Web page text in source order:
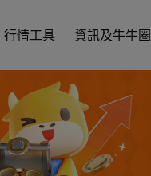
行情工具 資訊及牛牛圈